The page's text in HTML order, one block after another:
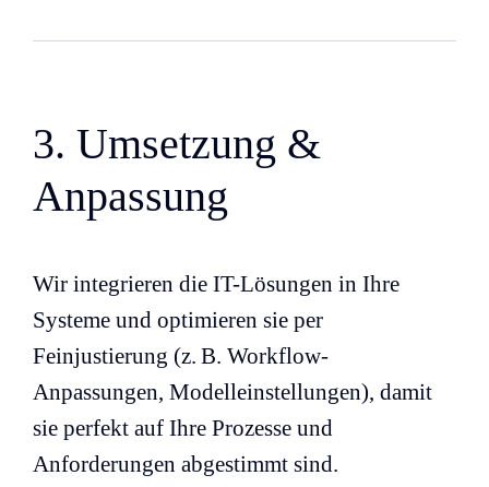
3. Umsetzung &
Anpassung
Wir integrieren die IT-Lösungen in Ihre
Systeme und optimieren sie per
Feinjustierung (z. B. Workflow-
Anpassungen, Modelleinstellungen), damit
sie perfekt auf Ihre Prozesse und
Anforderungen abgestimmt sind.